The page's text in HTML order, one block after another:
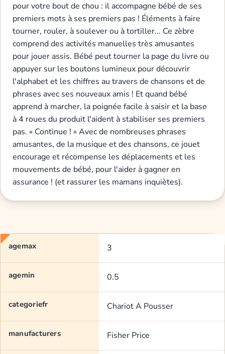
pour votre bout de chou : il accompagne bébé de ses
premiers mots à ses premiers pas ! Éléments à faire
tourner, rouler, à soulever ou à tortiller... Ce zèbre
comprend des activités manuelles très amusantes
pour jouer assis. Bébé peut tourner la page du livre ou
appuyer sur les boutons lumineux pour découvrir
l'alphabet et les chiffres au travers de chansons et de
phrases avec ses nouveaux amis ! Et quand bébé
apprend à marcher, la poignée facile à saisir et la base
à 4 roues du produit l'aident à stabiliser ses premiers
pas. « Continue ! » Avec de nombreuses phrases
amusantes, de la musique et des chansons, ce jouet
encourage et récompense les déplacements et les
mouvements de bébé, pour l'aider à gagner en
assurance ! (et rassurer les mamans inquiètes).
agemax 3
agemin 0.5
categoriefr Chariot A Pousser
manufacturers Fisher Price